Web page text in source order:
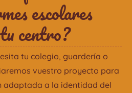
escolares
centro?
tu colegio, guardería o
vuestro proyecto para
adaptada a la identidad del